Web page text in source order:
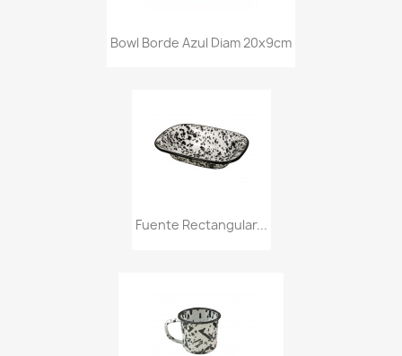
Bowl Borde Azul Diam 20x9cm
Fuente Rectangular...